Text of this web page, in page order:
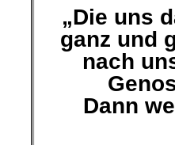
„Die uns
ganz und
nach
Dann